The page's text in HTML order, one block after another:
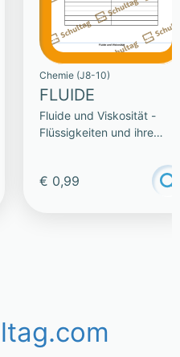
Chemie (J8-10)
FLUIDE
Fluide und Viskosität -
Flüssigkeiten und ihre
€ 0,99